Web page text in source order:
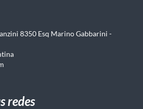
8350 Esq Marino Gabbarini -
redes